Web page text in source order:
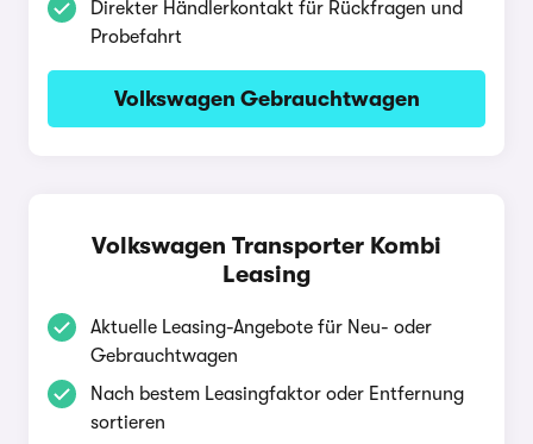
Direkter Händlerkontakt für Rückfragen und
Probefahrt
Volkswagen Gebrauchtwagen
Volkswagen Transporter Kombi
Leasing
Aktuelle Leasing-Angebote für Neu- oder
Gebrauchtwagen
Nach bestem Leasingfaktor oder Entfernung
sortieren